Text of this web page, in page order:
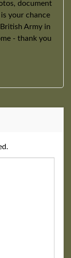
document
your chance
Army in
- thank you